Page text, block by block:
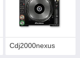
Cdj2000nexus